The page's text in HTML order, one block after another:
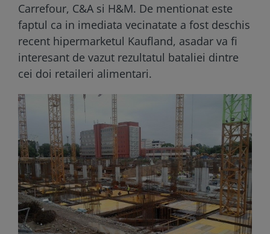
Carrefour, C&A si H&M. De mentionat este
faptul ca in imediata vecinatate a fost deschis
recent hipermarketul Kaufland, asadar va fi
interesant de vazut rezultatul bataliei dintre
cei doi retaileri alimentari.